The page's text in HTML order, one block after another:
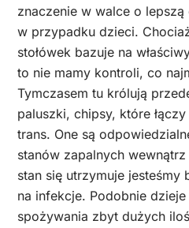
znaczenie w walce o lepszą
w przypadku dzieci.
stołówek bazuje na
to nie mamy kontroli, co
Tymczasem tu królują
paluszki, chipsy, które
trans. One są
stanów zapalnych
stan się utrzymuje jesteśmy
na infekcje. Podobnie
spożywania zbyt dużych